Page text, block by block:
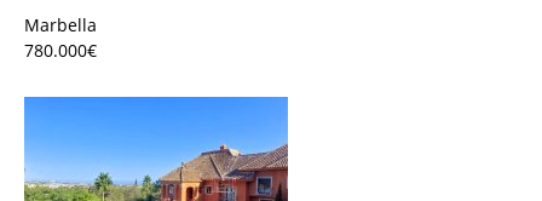
Marbella
780.000€